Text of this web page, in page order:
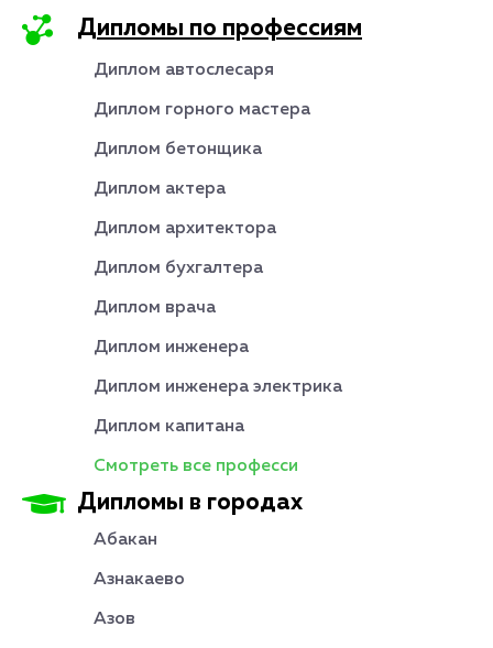
Дипломы по профессиям
Диплом автослесаря
Диплом горного мастера
Диплом бетонщика
Диплом актера
Диплом архитектора
Диплом бухгалтера
Диплом врача
Диплом инженера
Диплом инженера электрика
Диплом капитана
Смотреть все професси
Дипломы в городах
Абакан
Азнакаево
Азов